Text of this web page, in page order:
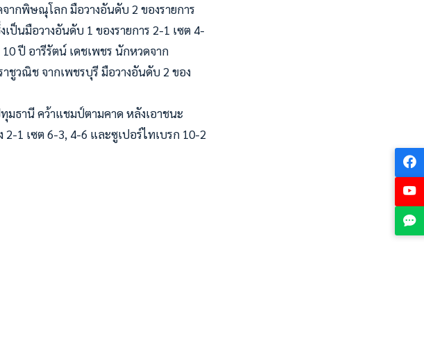
ากพิษณุโลก มือวางอันดับ 2 ของรายการ
ป็นมือวางอันดับ 1 ของรายการ 2-1 เซต 4-
ปี อารีรัตน์ เดชเพชร นักหวดจาก
ชูวณิช จากเพชรบุรี มือวางอันดับ 2 ของ
มธานี คว้าแชมป์ตามคาด หลังเอาชนะ
1 เซต 6-3, 4-6 และซูเปอร์ไทเบรก 10-2